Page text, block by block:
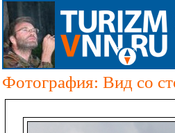
Фотография: Вид со